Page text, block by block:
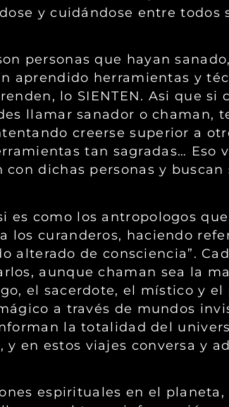
y cuidándose entre todos
personas que hayan
aprendido herramientas y
lo SIENTEN. Asi que si
llamar sanador o chaman,
creerse superior a
tan sagradas… Eso
dichas personas y buscan
es como los antropologos
curanderos, haciendo
alterado de consciencia”.
aunque chaman sea la
el sacerdote, el místico y el
a través de mundos
la totalidad del
en estos viajes conversa y
espirituales en el